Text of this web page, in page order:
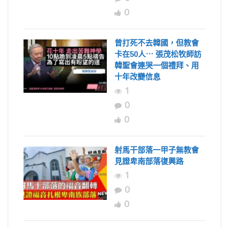
0
曾打死不去韓國，但教會
卡在50人⋯ 張茂松牧師訪
韓聖會連哭一個禮拜、用
十年改變信息
1
0
0
射馬干部落一甲子無教會
見證卑南部落復興路
1
0
0